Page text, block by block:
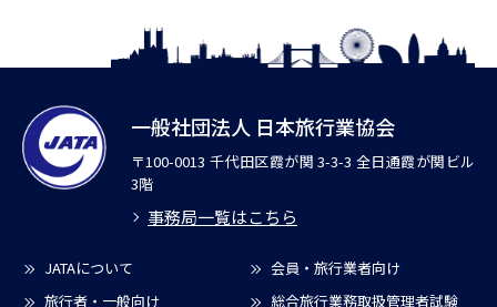
一般社団法人 日本旅行業協会
〒100-0013 千代田区霞が関 3-3-3 全日通霞が関ビル
3階
事務局一覧はこちら
JATAについて
会員・旅行業者向け
旅行者・一般向け
総合旅行業務取扱管理者試験